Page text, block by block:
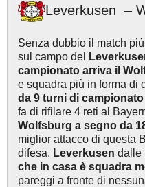
Leverkusen –
Senza dubbio il match
sul campo del
campionato arriva il
e squadra più in forma di
da 9 turni di campionato
fa di rifilare 4 reti al
Wolfsburg a segno da
miglior attacco di questa
difesa. Leverkusen dalle
che in casa è squadra
pareggi a fronte di